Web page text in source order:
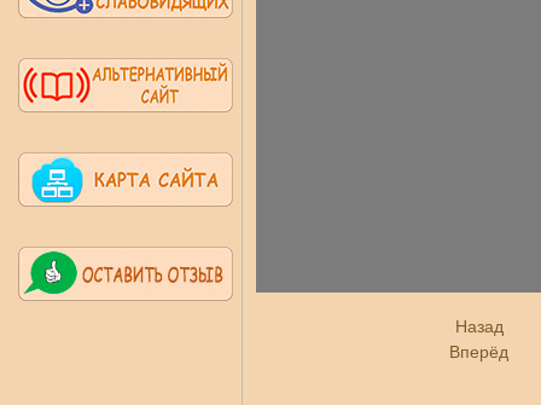
Назад
Вперёд